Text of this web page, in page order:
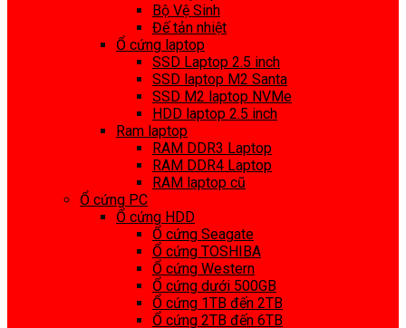
Bộ Vệ Sinh
Đế tản nhiệt
Ổ cứng laptop
SSD Laptop 2.5 inch
SSD laptop M2 Santa
SSD M2 laptop NVMe
HDD laptop 2.5 inch
Ram laptop
RAM DDR3 Laptop
RAM DDR4 Laptop
RAM laptop cũ
Ổ cứng PC
Ổ cứng HDD
Ổ cứng Seagate
Ổ cứng TOSHIBA
Ổ cứng Western
Ổ cứng dưới 500GB
Ổ cứng 1TB đến 2TB
Ổ cứng 2TB đến 6TB